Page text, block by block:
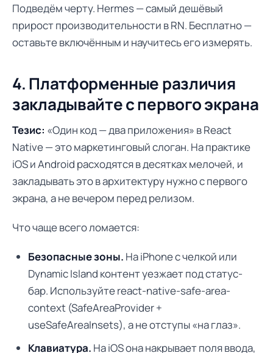
Подведём черту. Hermes — самый дешёвый
прирост производительности в RN. Бесплатно —
оставьте включённым и научитесь его измерять.
4. Платформенные различия
закладывайте с первого экрана
Тезис: «Один код — два приложения» в React
Native — это маркетинговый слоган. На практике
iOS и Android расходятся в десятках мелочей, и
закладывать это в архитектуру нужно с первого
экрана, а не вечером перед релизом.
Что чаще всего ломается:
Безопасные зоны. На iPhone с челкой или
Dynamic Island контент уезжает под статус-
бар. Используйте react-native-safe-area-
context (SafeAreaProvider +
useSafeAreaInsets), а не отступы «на глаз».
Клавиатура. На iOS она накрывает поля ввода,